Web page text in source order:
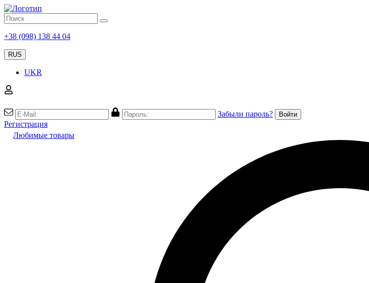
+38 (098) 138 44 04
RUS
UKR
Забыли пароль? Войти
Регистрация
Любимые товары